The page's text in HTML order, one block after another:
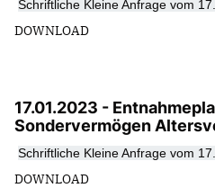
Schriftliche Kleine Anfrage vom
DOWNLOAD
17.01.2023 -
Sondervermögen
Schriftliche Kleine Anfrage vom
DOWNLOAD